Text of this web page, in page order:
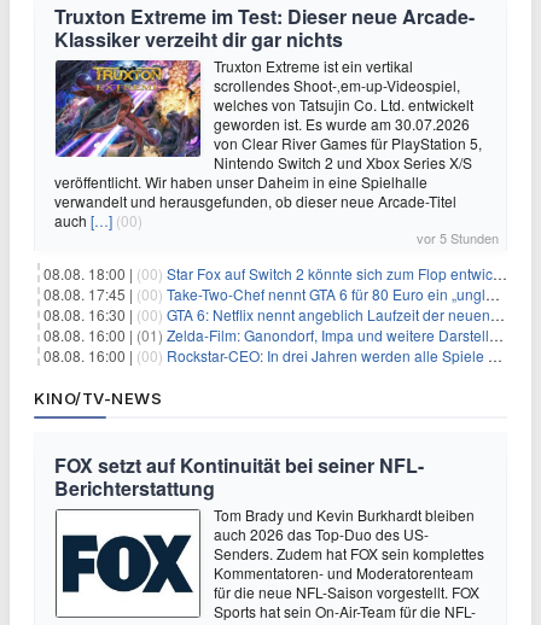
Truxton Extreme im Test: Dieser neue Arcade-
Klassiker verzeiht dir gar nichts
Truxton Extreme ist ein vertikal
scrollendes Shoot-‚em-up-Videospiel,
welches von Tatsujin Co. Ltd. entwickelt
geworden ist. Es wurde am 30.07.2026
von Clear River Games für PlayStation 5,
Nintendo Switch 2 und Xbox Series X/S
veröffentlicht. Wir haben unser Daheim in eine Spielhalle
verwandelt und herausgefunden, ob dieser neue Arcade-Titel
auch […] (00)
vor 5 Stunden
08.08. 18:00 | (00) Star Fox auf Switch 2 könnte sich zum Flop entwickeln
08.08. 17:45 | (00) Take-Two-Chef nennt GTA 6 für 80 Euro ein „unglaubliches Schnäppchen“
08.08. 16:30 | (00) GTA 6: Netflix nennt angeblich Laufzeit der neuen Gameplay-Präsentation
08.08. 16:00 | (01) Zelda-Film: Ganondorf, Impa und weitere Darsteller sollen feststehen
08.08. 16:00 | (00) Rockstar-CEO: In drei Jahren werden alle Spiele gestreamt
KINO/TV-NEWS
FOX setzt auf Kontinuität bei seiner NFL-
Berichterstattung
Tom Brady und Kevin Burkhardt bleiben
auch 2026 das Top-Duo des US-
Senders. Zudem hat FOX sein komplettes
Kommentatoren- und Moderatorenteam
für die neue NFL-Saison vorgestellt. FOX
Sports hat sein On-Air-Team für die NFL-